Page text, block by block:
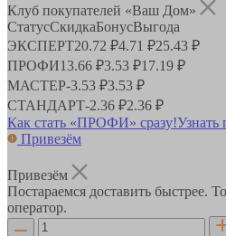
Клуб покупателей «Ваш Дом»
СтатусСкидкаБонусВыгода
ЭКСПЕРТ20.72 ₽4.71 ₽25.43 ₽
ПРОФИ13.66 ₽3.53 ₽17.19 ₽
МАСТЕР-3.53 ₽3.53 ₽
СТАНДАРТ-2.36 ₽2.36 ₽
Как стать «ПРОФИ» сразу!Узнать
Привезём
Привезём
Постараемся доставить быстрее.
оператор.